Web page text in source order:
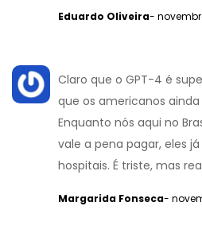
Eduardo Oliveira-
Claro que o GPT-4 é
que os americanos
Enquanto nós aqui no
vale a pena pagar, eles
hospitais. É triste, mas
Margarida Fonseca-